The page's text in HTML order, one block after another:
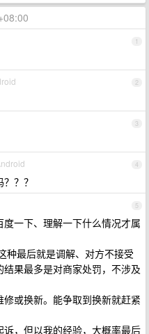
1
2
3
4
？？
5
一下、理解一下什么情况才属
种最后就是调解、对方不接受
果最多是对商家处罚，不涉及
或换新。能争取到换新就赶紧
，但以我的经验，大概率最后